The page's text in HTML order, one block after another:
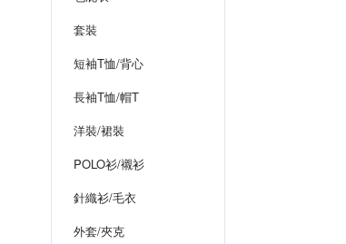
套裝
短袖T恤/背心
長袖T恤/帽T
洋裝/裙裝
POLO衫/襯衫
針織衫/毛衣
外套/夾克